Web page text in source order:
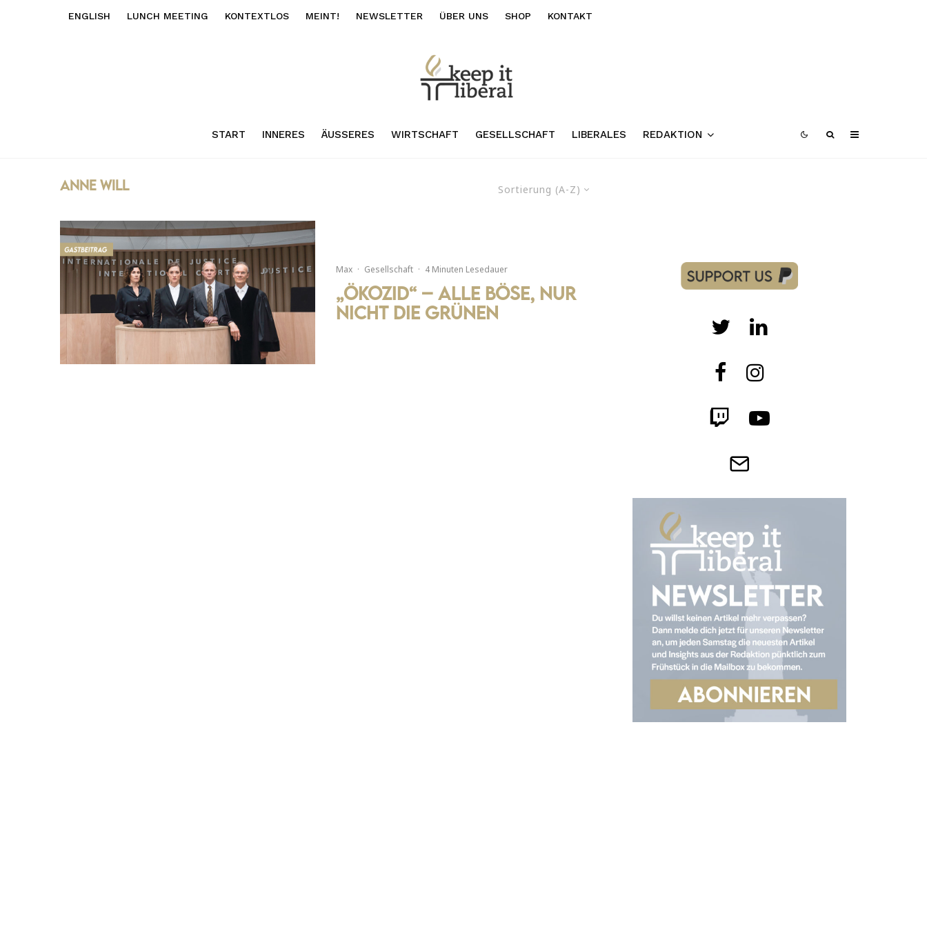
ENGLISH LUNCH MEETING KONTEXTLOS MEINT! NEWSLETTER ÜBER UNS SHOP KONTAKT
START INNERES ÄUSSERES WIRTSCHAFT GESELLSCHAFT LIBERALES REDAKTION
Sortierung (A-Z)
anne will
Max · Gesellschaft · 4 Minuten Lesedauer
„Ökozid“ – alle böse, nur
nicht die Grünen